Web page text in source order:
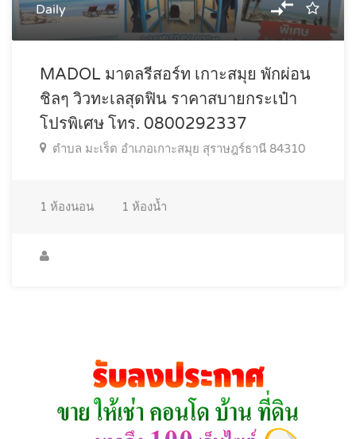
Daily
MADOL มาดลรีสอร์ท เกาะสมุย พักผ่อน
ชิลๆ วิวทะเลสุดฟิน ราคาสบายกระเป๋า
โปรพิเศษ โทร. 0800292337
ตำบล มะเร็ต อำเภอเกาะสมุย สุราษฎร์ธานี 84310
1 ห้องนอน 1 ห้องน้ำ